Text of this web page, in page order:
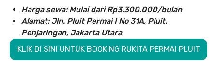
Harga sewa: Mulai dari Rp3.300.000/bulan
Alamat: Jln. Pluit Permai I No 31A, Pluit.
Penjaringan, Jakarta Utara
KLIK DI SINI UNTUK BOOKING RUKITA PERMAI PLUIT